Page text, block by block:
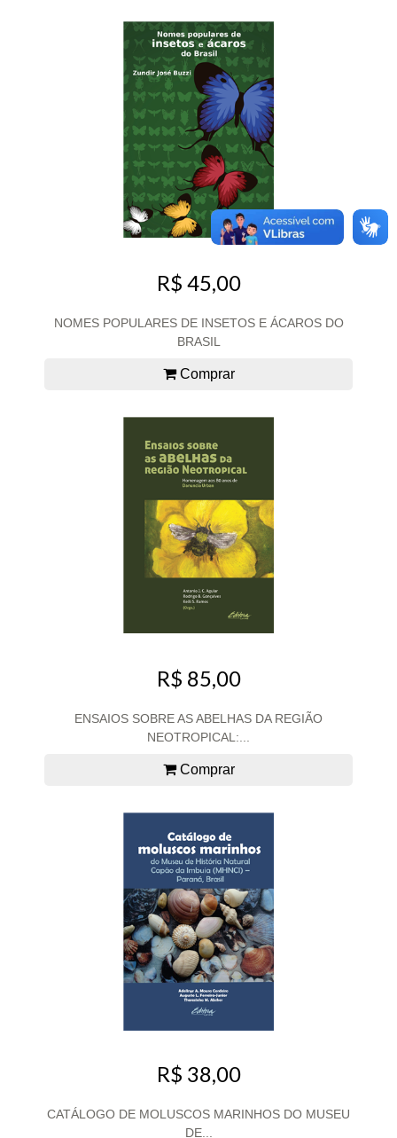
R$ 45,00
NOMES POPULARES DE INSETOS E ÁCAROS DO
BRASIL
Comprar
R$ 85,00
ENSAIOS SOBRE AS ABELHAS DA REGIÃO
NEOTROPICAL:...
Comprar
R$ 38,00
CATÁLOGO DE MOLUSCOS MARINHOS DO MUSEU
DE...